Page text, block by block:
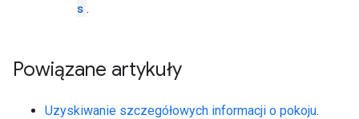
s .
Powiązane artykuły
Uzyskiwanie szczegółowych informacji o pokoju.